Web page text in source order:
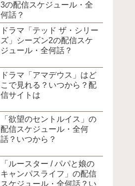
3の配信スケジュール・全
何話？
ドラマ「テッド ザ・シリー
ズ」シーズン2の配信スケ
ジュール・全何話？
ドラマ「アマデウス」はど
こで見れる？いつから？配
信サイトは
「欲望のセントルイス」の
配信スケジュール・全何
話？いつから？
「ルースター / パパと娘の
キャンパスライフ」の配信
スケジュール・全何話？い